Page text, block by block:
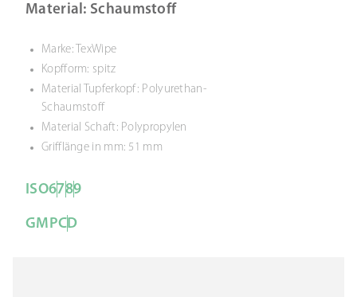
Material: Schaumstoff
Marke: TexWipe
Kopfform: spitz
Material Tupferkopf: Polyurethan-
Schaumstoff
Material Schaft: Polypropylen
Grifflänge in mm: 51 mm
ISO6789
GMPCD